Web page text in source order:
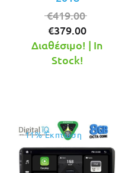
€419.00
was:
€379.00
τρέχουσα
Διαθέσιμο! | In
Stock!
11% Έκπτωση